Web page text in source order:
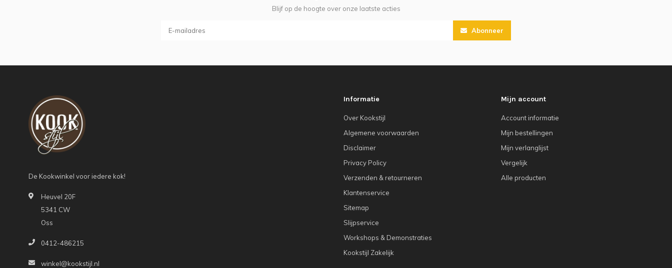
Blijf op de hoogte over onze laatste acties
Abonneer
De Kookwinkel voor iedere kok!
Heuvel 20F
5341 CW
Oss
0412-486215
winkel@kookstijl.nl
Informatie
Over Kookstijl
Algemene voorwaarden
Disclaimer
Privacy Policy
Verzenden & retourneren
Klantenservice
Sitemap
Slijpservice
Workshops & Demonstraties
Kookstijl Zakelijk
Mijn account
Account informatie
Mijn bestellingen
Mijn verlanglijst
Vergelijk
Alle producten